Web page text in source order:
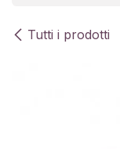
Tutti i prodotti